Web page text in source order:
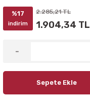
%17
indirim
2.285,21 TL
1.904,34 TL
Sepete Ekle